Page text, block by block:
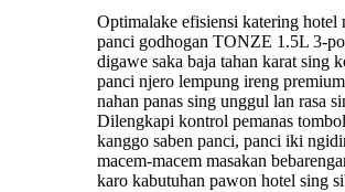
Optimalake efisiensi katering hotel
panci godhogan TONZE 1.5L 3-
digawe saka baja tahan karat sing
panci njero lempung ireng
nahan panas sing unggul lan rasa
Dilengkapi kontrol pemanas
kanggo saben panci, panci iki
macem-macem masakan
karo kabutuhan pawon hotel sing